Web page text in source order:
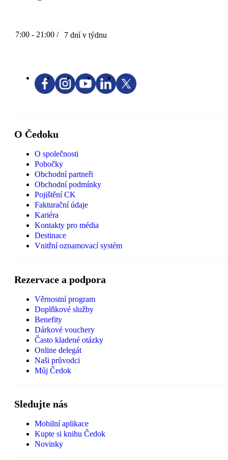
7:00 - 21:00 / 7 dní v týdnu
O Čedoku
O společnosti
Pobočky
Obchodní partneři
Obchodní podmínky
Pojištění CK
Fakturační údaje
Kariéra
Kontakty pro média
Destinace
Vnitřní oznamovací systém
Rezervace a podpora
Věrnostní program
Doplňkové služby
Benefity
Dárkové vouchery
Často kladené otázky
Online delegát
Naši průvodci
Můj Čedok
Sledujte nás
Mobilní aplikace
Kupte si knihu Čedok
Novinky